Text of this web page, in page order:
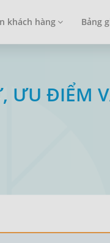
khách hàng Bảng
ƯU ĐIỂM